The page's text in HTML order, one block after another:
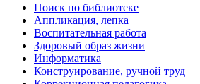
Поиск по библиотеке
Аппликация, лепка
Воспитательная работа
Здоровый образ жизни
Информатика
Конструирование, ручной труд